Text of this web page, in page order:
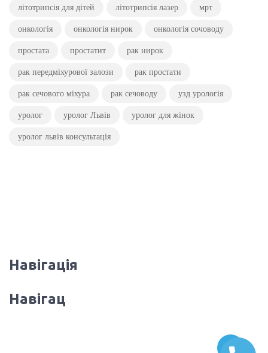
літотрипсія для дітей літотрипсія лазер мрт
онкологія онкологія нирок онкологія сочоводу
простата простатит рак нирок
рак передміхурової залози рак простати
рак сечового міхура рак сечоводу узд урологія
уролог уролог Львів уролог для жінок
уролог львів консультація
Навігація
Навігац